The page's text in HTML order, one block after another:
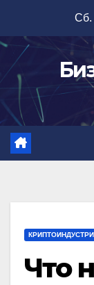
содержимому
Сб.
Что